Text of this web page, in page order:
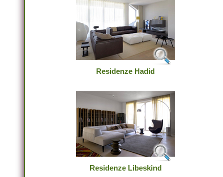
Residenze Hadid
Residenze Libeskind